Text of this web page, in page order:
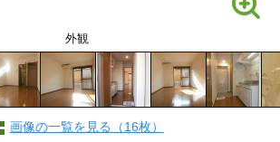
外観
画像の一覧を見る（16枚）